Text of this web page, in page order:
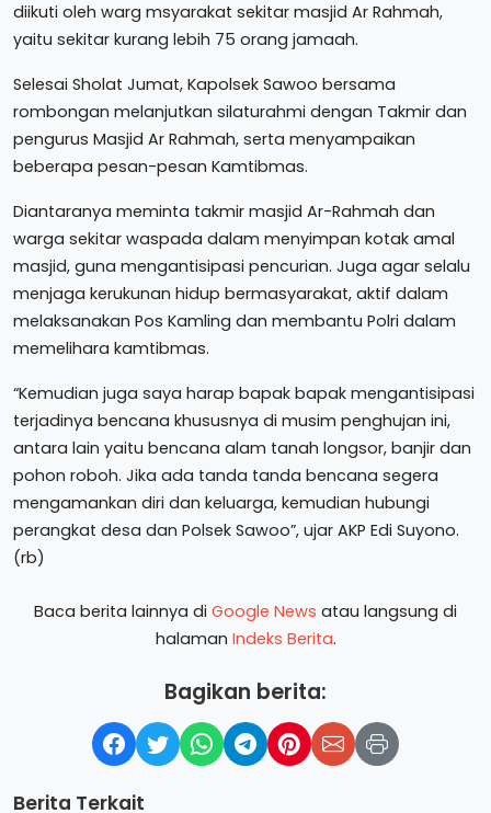
diikuti oleh warg msyarakat sekitar masjid Ar Rahmah,
yaitu sekitar kurang lebih 75 orang jamaah.
Selesai Sholat Jumat, Kapolsek Sawoo bersama
rombongan melanjutkan silaturahmi dengan Takmir dan
pengurus Masjid Ar Rahmah, serta menyampaikan
beberapa pesan-pesan Kamtibmas.
Diantaranya meminta takmir masjid Ar-Rahmah dan
warga sekitar waspada dalam menyimpan kotak amal
masjid, guna mengantisipasi pencurian. Juga agar selalu
menjaga kerukunan hidup bermasyarakat, aktif dalam
melaksanakan Pos Kamling dan membantu Polri dalam
memelihara kamtibmas.
“Kemudian juga saya harap bapak bapak mengantisipasi
terjadinya bencana khususnya di musim penghujan ini,
antara lain yaitu bencana alam tanah longsor, banjir dan
pohon roboh. Jika ada tanda tanda bencana segera
mengamankan diri dan keluarga, kemudian hubungi
perangkat desa dan Polsek Sawoo”, ujar AKP Edi Suyono.
(rb)
Baca berita lainnya di Google News atau langsung di
halaman Indeks Berita.
Bagikan berita:
Berita Terkait